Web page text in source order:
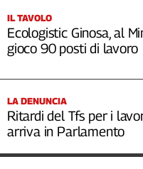
IL TAVOLO
Ecologistic Ginosa, al
gioco 90 posti di lavoro
LA DENUNCIA
Ritardi del Tfs per i
arriva in Parlamento